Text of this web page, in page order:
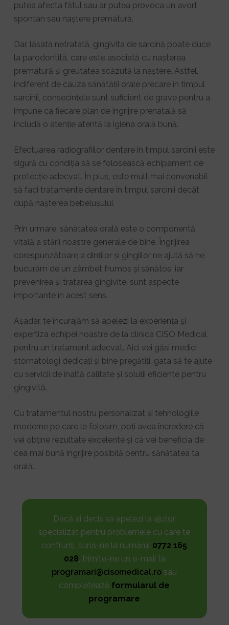
putea afecta fătul sau ar putea provoca un avort
spontan sau naștere prematură.
Dar, lăsată netratată, gingivita de sarcină poate duce
la parodontită, care este asociată cu nașterea
prematură și greutatea scăzută la naștere. Astfel,
indiferent de cauza sănătății orale precare în timpul
sarcinii, consecințele sunt suficient de grave pentru a
impune ca fiecare plan de îngrijire prenatală să
includă o atenție atentă la igiena orală bună.
Efectuarea radiografiilor dentare în timpul sarcinii este
sigură cu condiția să se folosească echipament de
protecție adecvat. În plus, este mult mai convenabil
să faci tratamente dentare în timpul sarcinii decât
după nașterea bebelușului.
Prin urmare, sănătatea orală este o componentă
vitală a stării noastre generale de bine. Îngrijirea
corespunzătoare a dinților și gingiilor ne ajută să ne
bucurăm de un zâmbet frumos și sănătos, iar
prevenirea și tratarea gingivitei sunt aspecte
importante în acest sens.
Așadar, te încurajăm să apelezi la experiența și
expertiza echipei noastre de la clinica CISO Medical,
pentru un tratament adecvat. Aici vei găsi medici
stomatologi dedicați și bine pregătiți, gata să te ajute
cu servicii de înaltă calitate și soluții eficiente pentru
gingivită.
Cu tratamentul nostru personalizat și tehnologiile
moderne pe care le folosim, poți avea încredere că
vei obține rezultate excelente și că vei beneficia de
cea mai bună îngrijire posibilă pentru sănătatea ta
orală.
Dacă ai decis să apelezi la ajutor
specializat pentru problemele cu care te
confrunți, sună-ne la numărul 0772 165
028 , trimite-ne un e-mail la
programari@cisomedical.ro sau
completează formularul de
programare